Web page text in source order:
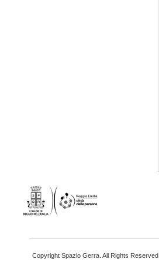
Copyright Spazio Gerra. All Rights Reserved.